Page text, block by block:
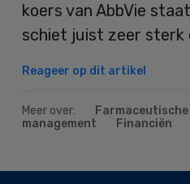
koers van AbbVie
schiet juist zeer sterk
Reageer op dit artikel
Meer over:
management
Financiën